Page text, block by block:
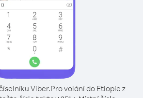
Viber.Pro volání do Etiopie z